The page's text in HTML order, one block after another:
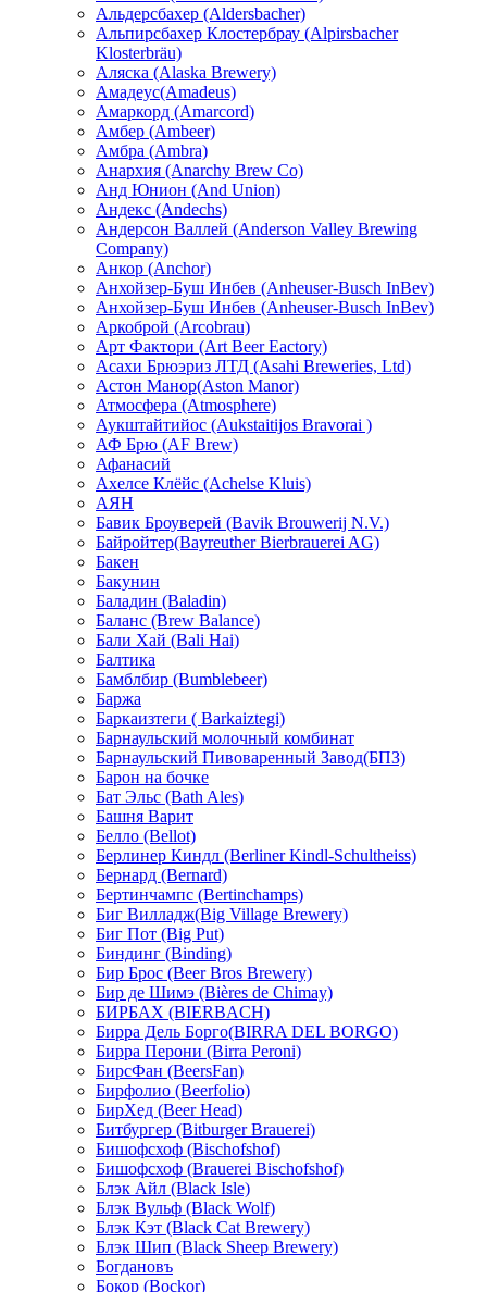
Альдерсбахер (Aldersbacher)
Альпирсбахер Клостербрау (Alpirsbacher
Klosterbräu)
Аляска (Alaska Brewery)
Амадеус(Amadeus)
Амаркорд (Amarcord)
Амбер (Ambeer)
Амбра (Ambra)
Анархия (Anarchy Brew Co)
Анд Юнион (And Union)
Андекс (Andechs)
Андерсон Валлей (Anderson Valley Brewing
Company)
Анкор (Anchor)
Анхойзер-Буш Инбев (Anheuser-Busch InBev)
Анхойзер-Буш Инбев (Anheuser-Busch InBev)
Аркоброй (Arcobrau)
Арт Фактори (Art Beer Eactory)
Асахи Брюэриз ЛТД (Asahi Breweries, Ltd)
Астон Манор(Aston Manor)
Атмосфера (Atmosphere)
Аукштайтийос (Aukstaitijos Bravorai )
АФ Брю (AF Brew)
Афанасий
Ахелсе Клёйс (Achelse Kluis)
АЯН
Бавик Броуверей (Bavik Brouwerij N.V.)
Байройтер(Bayreuther Bierbrauerei AG)
Бакен
Бакунин
Баладин (Baladin)
Баланс (Brew Balance)
Бали Хай (Bali Hai)
Балтика
Бамблбир (Bumblebeer)
Баржа
Баркаизтеги ( Barkaiztegi)
Барнаульский молочный комбинат
Барнаульский Пивоваренный Завод(БПЗ)
Барон на бочке
Бат Эльс (Bath Ales)
Башня Варит
Белло (Bellot)
Берлинер Киндл (Berliner Kindl-Schultheiss)
Бернард (Bernard)
Бертинчампс (Bertinchamps)
Биг Вилладж(Big Village Brewery)
Биг Пот (Big Put)
Биндинг (Binding)
Бир Брос (Beer Bros Brewery)
Бир де Шимэ (Bières de Chimay)
БИРБАХ (BIERBACH)
Бирра Дель Борго(BIRRA DEL BORGO)
Бирра Перони (Birra Peroni)
БирсФан (BeersFan)
Бирфолио (Beerfolio)
БирХед (Beer Head)
Битбургер (Bitburger Brauerei)
Бишофсхоф (Bischofshof)
Бишофсхоф (Brauerei Bischofshof)
Блэк Айл (Black Isle)
Блэк Вульф (Black Wolf)
Блэк Кэт (Black Cat Brewery)
Блэк Шип (Black Sheep Brewery)
Богдановъ
Бокор (Bockor)